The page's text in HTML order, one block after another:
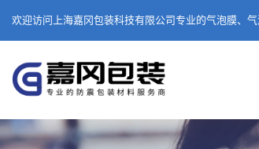
欢迎访问上海嘉冈包装科技有限公司专业的气泡膜、气